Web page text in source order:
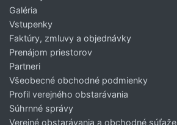
Galéria
Vstupenky
Faktúry, zmluvy a objednávky
Prenájom priestorov
Partneri
Všeobecné obchodné podmienky
Profil verejného obstarávania
Súhrnné správy
Verejné obstarávania a obchodné súťaže